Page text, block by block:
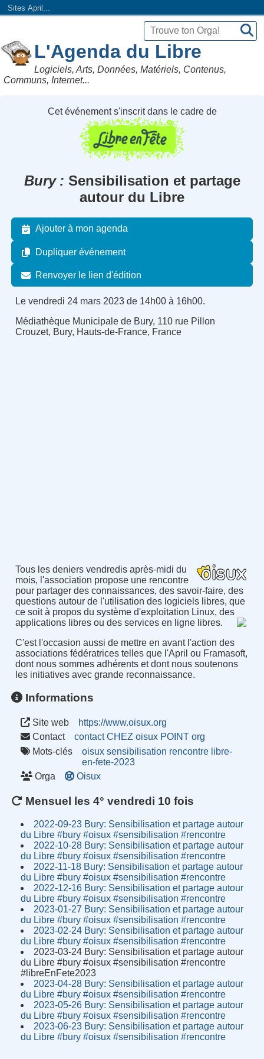
Sites April...
L'Agenda du Libre
Logiciels, Arts, Données, Matériels, Contenus,
Communs, Internet...
Cet événement s'inscrit dans le cadre de
Bury
Sensibilisation et partage
autour du Libre
Ajouter à mon agenda
Dupliquer événement
Renvoyer le lien d'édition
Le vendredi 24 mars 2023 de 14h00 à 16h00.
Médiathèque Municipale de Bury, 110 rue Pillon
Crouzet, Bury, Hauts-de-France, France
Tous les deniers vendredis après-midi du
mois, l'association propose une rencontre
pour partager des connaissances, des savoir-faire, des
questions autour de l'utilisation des logiciels libres, que
ce soit à propos du système d'exploitation Linux, des
applications libres ou des services en ligne libres.
C'est l'occasion aussi de mettre en avant l'action des
associations fédératrices telles que l'April ou Framasoft,
dont nous sommes adhérents et dont nous soutenons
les initiatives avec grande reconnaissance.
Informations
Site web
https://www.oisux.org
Contact
contact CHEZ oisux POINT org
Mots-clés
oisux sensibilisation rencontre libre-
en-fete-2023
Orga
Oisux
Mensuel les 4° vendredi 10 fois
2022-09-23 Bury: Sensibilisation et partage autour
du Libre #bury #oisux #sensibilisation #rencontre
2022-10-28 Bury: Sensibilisation et partage autour
du Libre #bury #oisux #sensibilisation #rencontre
2022-11-18 Bury: Sensibilisation et partage autour
du Libre #bury #oisux #sensibilisation #rencontre
2022-12-16 Bury: Sensibilisation et partage autour
du Libre #bury #oisux #sensibilisation #rencontre
2023-01-27 Bury: Sensibilisation et partage autour
du Libre #bury #oisux #sensibilisation #rencontre
2023-02-24 Bury: Sensibilisation et partage autour
du Libre #bury #oisux #sensibilisation #rencontre
2023-03-24 Bury: Sensibilisation et partage autour
du Libre #bury #oisux #sensibilisation #rencontre
#libreEnFete2023
2023-04-28 Bury: Sensibilisation et partage autour
du Libre #bury #oisux #sensibilisation #rencontre
2023-05-26 Bury: Sensibilisation et partage autour
du Libre #bury #oisux #sensibilisation #rencontre
2023-06-23 Bury: Sensibilisation et partage autour
du Libre #bury #oisux #sensibilisation #rencontre